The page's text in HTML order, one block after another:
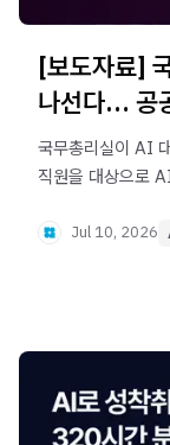
[보도자료]
나선다… 공
국무총리실이 AI
직원을 대상으로
시대의 정부 역할을
Jul 10, 2026